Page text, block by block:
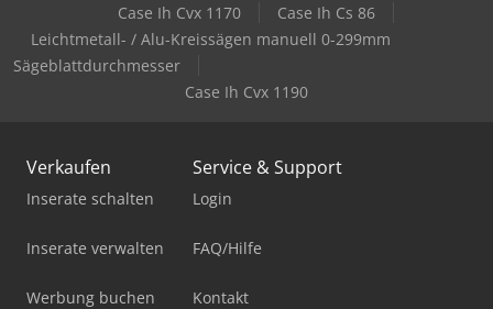
Case Ih Cvx 1170
Case Ih Cs 86
Leichtmetall- / Alu-Kreissägen manuell 0-299mm
Sägeblattdurchmesser
Case Ih Cvx 1190
Verkaufen
Inserate schalten
Inserate verwalten
Werbung buchen
Service & Support
Login
FAQ/Hilfe
Kontakt